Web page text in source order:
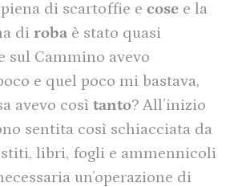
di scartoffie e cose e la
di roba è stato quasi
sul Cammino avevo
e quel poco mi bastava,
avevo così tanto? All’inizio
sentita così schiacciata da
libri, fogli e ammennicoli
un’operazione di